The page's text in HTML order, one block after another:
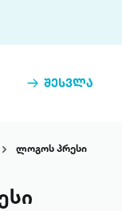
შესვლა
9 ციფრულ
ლოგოს პრესი